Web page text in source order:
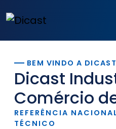
BEM VINDO A DICAST
Dicast
Comércio
REFERÊNCIA
TÉCNICO